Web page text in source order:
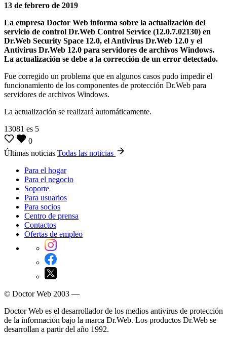
13 de febrero de 2019
La empresa Doctor Web informa sobre la actualización del
servicio de control Dr.Web Control Service (12.0.7.02130) en
Dr.Web Security Space 12.0, el Antivirus Dr.Web 12.0 y el
Antivirus Dr.Web 12.0 para servidores de archivos Windows.
La actualización se debe a la corrección de un error detectado.
Fue corregido un problema que en algunos casos pudo impedir el
funcionamiento de los componentes de protección Dr.Web para
servidores de archivos Windows.
La actualización se realizará automáticamente.
13081 es 5
0
Últimas noticias Todas las noticias
Para el hogar
Para el negocio
Soporte
Para usuarios
Para socios
Centro de prensa
Contactos
Ofertas de empleo
© Doctor Web 2003 —
Doctor Web es el desarrollador de los medios antivirus de protección
de la información bajo la marca Dr.Web. Los productos Dr.Web se
desarrollan a partir del año 1992.